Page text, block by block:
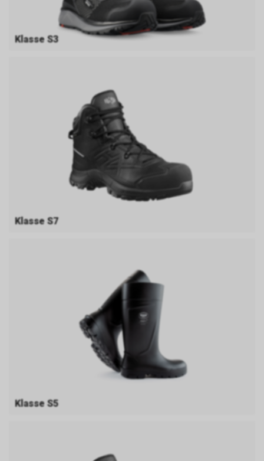
Klasse S3
Klasse S7
Klasse S5